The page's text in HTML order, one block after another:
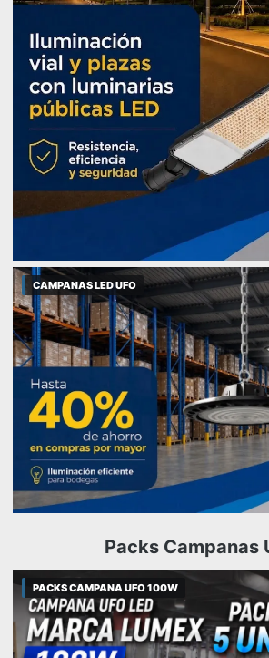
CAMPANAS LED UFO
Packs Campanas
PACKS CAMPANA UFO 100W